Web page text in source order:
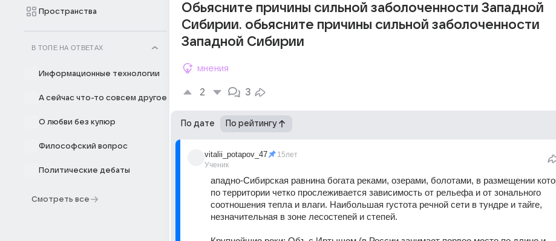
Пространства
В ТОПЕ НА ОТВЕТАХ
Информационные технологии
А сейчас что-то совсем другое
О любви без купюр
Философский вопрос
Политические дебаты
Смотреть все
Обьясните причины сильной заболоченности Западной
Сибирии. обьясните причины сильной заболоченности
Западной Сибирии
мнения
2 3
По дате По рейтингу
vitalii_potapov_47
Ученик
15лет
ападно-Сибирская равнина богата реками, озерами, болотами, в размещении
по территории четко прослеживается зависимость от рельефа и от зонального
соотношения тепла и влаги. Наибольшая густота речной сети в тундре и тайге,
незначительная в зоне лесостепей и степей.